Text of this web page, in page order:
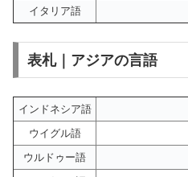
イタリア語
表札｜アジアの言語
インドネシア語
ウイグル語
ウルドゥー語